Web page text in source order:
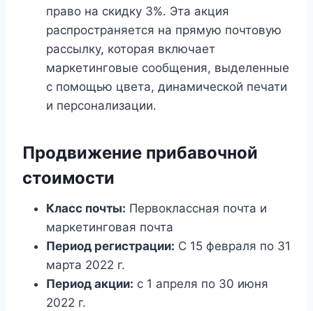
право на скидку 3%. Эта акция
распространяется на прямую почтовую
рассылку, которая включает
маркетинговые сообщения, выделенные
с помощью цвета, динамической печати
и персонализации.
Продвижение прибавочной
стоимости
Класс почты: Первоклассная почта и
маркетинговая почта
Период регистрации: С 15 февраля по 31
марта 2022 г.
Период акции: с 1 апреля по 30 июня
2022 г.